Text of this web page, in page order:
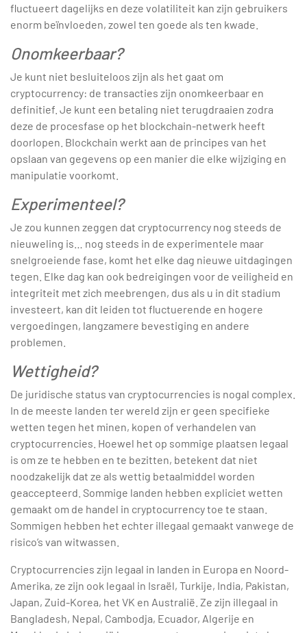
fluctueert dagelijks en deze volatiliteit kan zijn gebruikers
enorm beïnvloeden, zowel ten goede als ten kwade.
Onomkeerbaar?
Je kunt niet besluiteloos zijn als het gaat om
cryptocurrency: de transacties zijn onomkeerbaar en
definitief. Je kunt een betaling niet terugdraaien zodra
deze de procesfase op het blockchain-netwerk heeft
doorlopen. Blockchain werkt aan de principes van het
opslaan van gegevens op een manier die elke wijziging en
manipulatie voorkomt.
Experimenteel?
Je zou kunnen zeggen dat cryptocurrency nog steeds de
nieuweling is… nog steeds in de experimentele maar
snelgroeiende fase, komt het elke dag nieuwe uitdagingen
tegen. Elke dag kan ook bedreigingen voor de veiligheid en
integriteit met zich meebrengen, dus als u in dit stadium
investeert, kan dit leiden tot fluctuerende en hogere
vergoedingen, langzamere bevestiging en andere
problemen.
Wettigheid?
De juridische status van cryptocurrencies is nogal complex.
In de meeste landen ter wereld zijn er geen specifieke
wetten tegen het minen, kopen of verhandelen van
cryptocurrencies. Hoewel het op sommige plaatsen legaal
is om ze te hebben en te bezitten, betekent dat niet
noodzakelijk dat ze als wettig betaalmiddel worden
geaccepteerd. Sommige landen hebben expliciet wetten
gemaakt om de handel in cryptocurrency toe te staan.
Sommigen hebben het echter illegaal gemaakt vanwege de
risico’s van witwassen.
Cryptocurrencies zijn legaal in landen in Europa en Noord-
Amerika, ze zijn ook legaal in Israël, Turkije, India, Pakistan,
Japan, Zuid-Korea, het VK en Australië. Ze zijn illegaal in
Bangladesh, Nepal, Cambodja, Ecuador, Algerije en